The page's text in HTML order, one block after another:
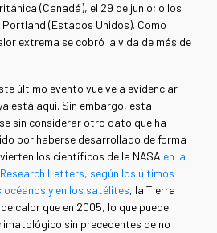
(Canadá), el 29 de junio; o los
(Estados Unidos). Como
extrema se cobró la vida de más de
último evento vuelve a evidenciar
está aquí. Sin embargo, esta
sin considerar otro dato que ha
por haberse desarrollado de forma
los científicos de la NASA en la
Letters, según los últimos
y en los satélites, la Tierra
calor que en 2005, lo que puede
sin precedentes de no